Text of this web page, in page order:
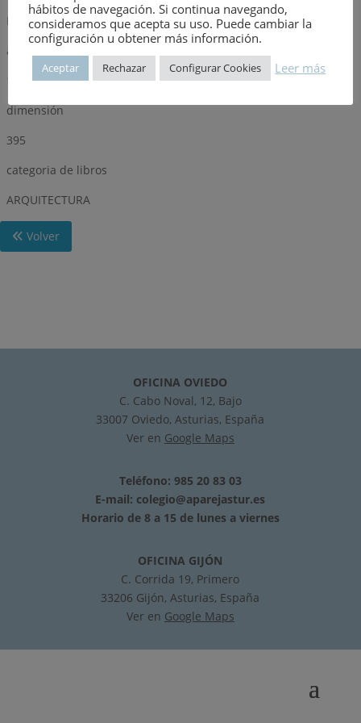
INFINITO
año
1975
dimensión
395
categoria de libros
ARQUITECTURA
Volver
OFICINA OVIEDO
C. Cabo Noval, 12, Bajo
33007 Oviedo, Asturias, España
Ver en Google Maps
Teléfono: 985 20 83 03
E-mail: colegio@aparejastur.es
Horario de 8 a 15 de lunes a viernes
OFICINA GIJÓN
C. Corrida 19, Primero
33206 Gijón, Asturias, España
Ver en Google Maps
hábitos de navegación. Si continua navegando,
consideramos que acepta su uso. Puede cambiar la
configuración u obtener más información.
Aceptar Rechazar Configurar Cookies Leer más